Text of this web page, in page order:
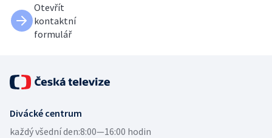
Otevřít
kontaktní
formulář
Divácké centrum
každý všední den:8:00—16:00 hodin